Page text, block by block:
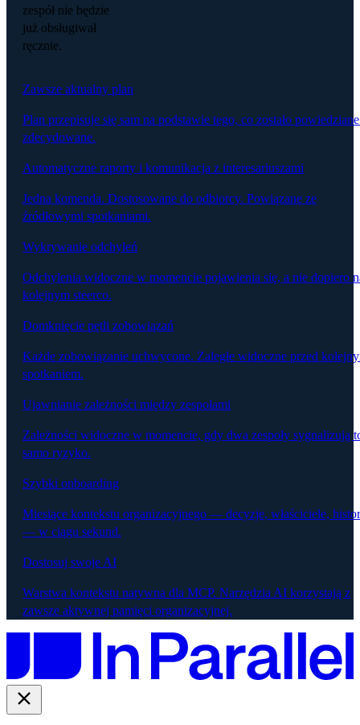
zespół nie będzie
już obsługiwał
ręcznie.
Zawsze aktualny plan
Plan przepisuje się sam na podstawie tego, co zostało
zdecydowane.
Automatyczne raporty i komunikacja z interesariuszami
Jedna komenda. Dostosowane do odbiorcy. Powiązane ze
źródłowymi spotkaniami.
Wykrywanie odchyleń
Odchylenia widoczne w momencie pojawienia się, a nie dopiero
kolejnym steerco.
Domknięcie pętli zobowiązań
Każde zobowiązanie uchwycone. Zaległe widoczne przed
spotkaniem.
Ujawnianie zależności między zespołami
Zależności widoczne w momencie, gdy dwa zespoły sygnalizują
samo ryzyko.
Szybki onboarding
Miesiące kontekstu organizacyjnego — decyzje, właściciele,
— w ciągu sekund.
Dostosuj swoje AI
Warstwa kontekstu natywna dla MCP. Narzędzia AI korzystają z
zawsze aktywnej pamięci organizacyjnej.